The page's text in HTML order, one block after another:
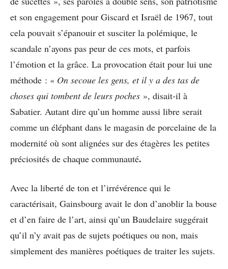
et son engagement pour Giscard et Israël de 1967, tout
cela pouvait s’épanouir et susciter la polémique, le
scandale n’ayons pas peur de ces mots, et parfois
l’émotion et la grâce. La provocation était pour lui une
méthode : « On secoue les gens, et il y a des tas de
choses qui tombent de leurs poches », disait-il à
Sabatier. Autant dire qu’un homme aussi libre serait
comme un éléphant dans le magasin de porcelaine de la
modernité où sont alignées sur des étagères les petites
préciosités de chaque communauté.
Avec la liberté de ton et l’irrévérence qui le
caractérisait, Gainsbourg avait le don d’anoblir la bouse
et d’en faire de l’art, ainsi qu’un Baudelaire suggérait
qu’il n’y avait pas de sujets poétiques ou non, mais
simplement des manières poétiques de traiter les sujets.